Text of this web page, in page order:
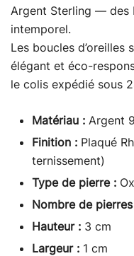
Argent Sterling — des
intemporel.
Les boucles d’oreilles
élégant et éco-
le colis expédié sous
Matériau : Argent
Finition : Plaqué
ternissement)
Type de pierre :
Nombre de
Hauteur : 3 cm
Largeur : 1 cm